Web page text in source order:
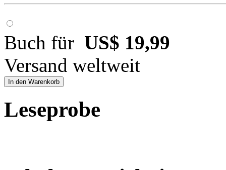
Buch für US$ 19,99
Versand weltweit
In den Warenkorb
Leseprobe